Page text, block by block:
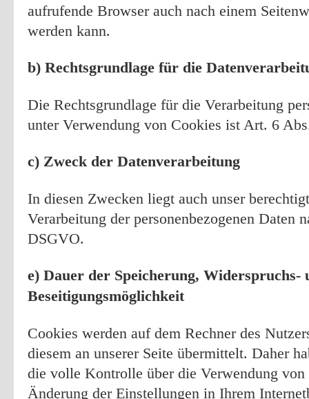
aufrufende Browser auch nach einem
werden kann.
b) Rechtsgrundlage für die
Die Rechtsgrundlage für die Verarbeitung
unter Verwendung von Cookies ist Art. 6
c) Zweck der Datenverarbeitung
In diesen Zwecken liegt auch unser
Verarbeitung der personenbezogenen Daten
DSGVO.
e) Dauer der Speicherung, Widerspruchs-
Beseitigungsmöglichkeit
Cookies werden auf dem Rechner des
diesem an unserer Seite übermittelt. Daher
die volle Kontrolle über die Verwendung
Änderung der Einstellungen in Ihrem